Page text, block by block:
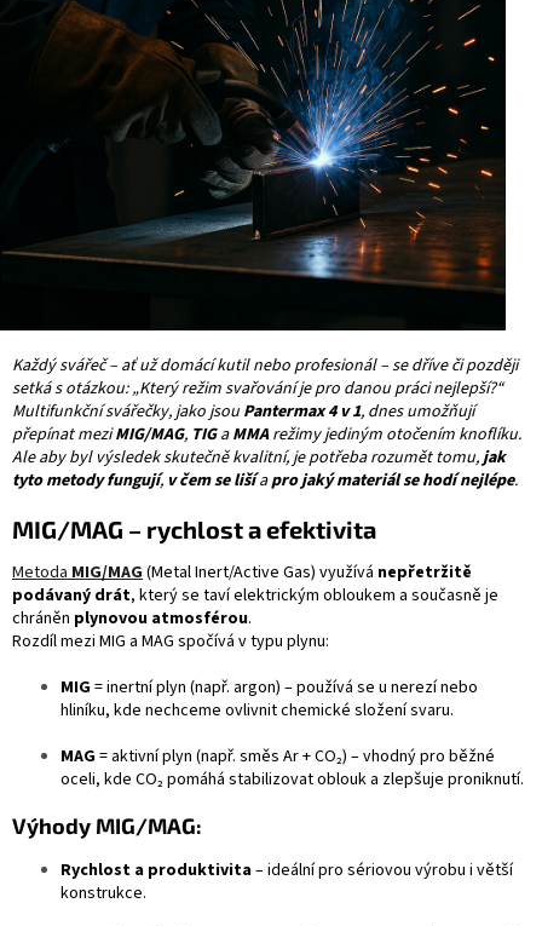
Každý svářeč – ať už domácí kutil nebo profesionál – se dříve či později
setká s otázkou: „Který režim svařování je pro danou práci nejlepší?“
Multifunkční svářečky, jako jsou Pantermax 4 v 1, dnes umožňují
přepínat meziMIG/MAG, TIGaMMA režimy jediným otočením knoflíku.
Ale aby byl výsledek skutečně kvalitní, je potřeba rozumět tomu,jak
tyto metody fungují, v čem se lišíapro jaký materiál se hodí nejlépe.
MIG/MAG – rychlost a efektivita
MetodaMIG/MAG(Metal Inert/Active Gas) využívá nepřetržitě
podávaný drát, který se taví elektrickým obloukem a současně je
chráněn plynovou atmosférou.
Rozdíl mezi MIG a MAG spočívá v typu plynu:
MIG= inertní plyn (např. argon) – používá se u nerezí nebo
hliníku, kde nechceme ovlivnit chemické složení svaru.
MAG= aktivní plyn (např. směs Ar + CO₂) – vhodný pro běžné
oceli, kde CO₂ pomáhá stabilizovat oblouk a zlepšuje proniknutí.
Výhody MIG/MAG:
Rychlost a produktivita– ideální pro sériovou výrobu i větší
konstrukce.